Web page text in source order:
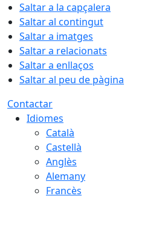
Saltar a la capçalera
Saltar al contingut
Saltar a imatges
Saltar a relacionats
Saltar a enllaços
Saltar al peu de pàgina
Contactar
Idiomes
Català
Castellà
Anglès
Alemany
Francès